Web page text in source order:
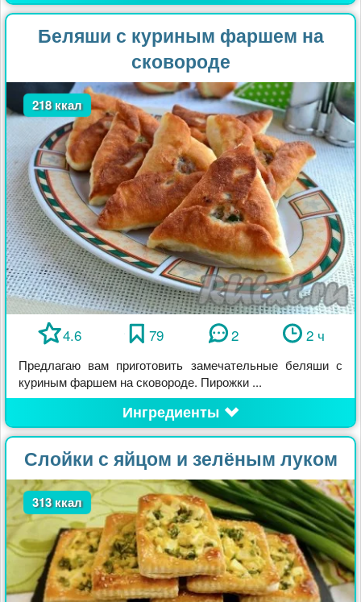
Беляши с куриным фаршем на
сковороде
218 ккал
4.6 79 2 2 ч
Предлагаю вам приготовить замечательные беляши с
куриным фаршем на сковороде. Пирожки ...
Ингредиенты
Слойки с яйцом и зелёным луком
313 ккал